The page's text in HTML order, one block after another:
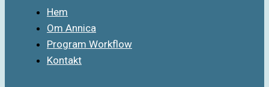
Hem
Om Annica
Program Workflow
Kontakt